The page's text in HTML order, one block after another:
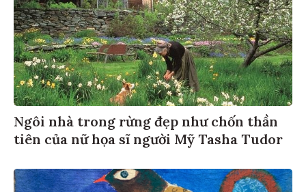
Ngôi nhà trong rừng đẹp như chốn thần
tiên của nữ họa sĩ người Mỹ Tasha Tudor